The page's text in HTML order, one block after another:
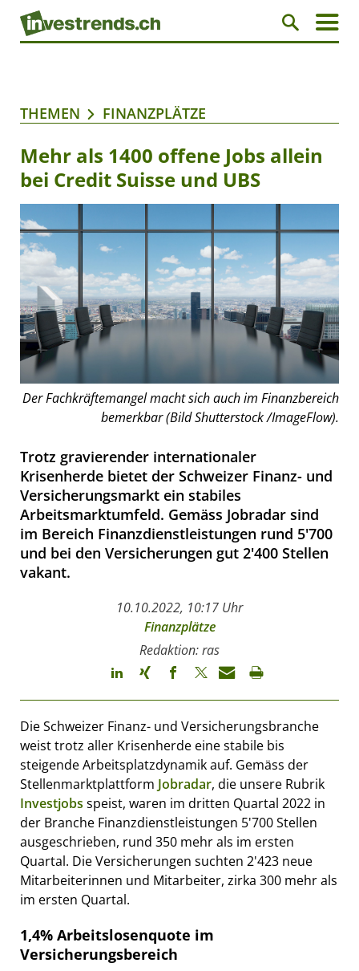
THEMEN FINANZPLÄTZE
Mehr als 1400 offene Jobs allein
bei Credit Suisse und UBS
Der Fachkräftemangel macht sich auch im Finanzbereich
bemerkbar (Bild Shutterstock /ImageFlow).
Trotz gravierender internationaler
Krisenherde bietet der Schweizer Finanz- und
Versicherungsmarkt ein stabiles
Arbeitsmarktumfeld. Gemäss Jobradar sind
im Bereich Finanzdienstleistungen rund 5'700
und bei den Versicherungen gut 2'400 Stellen
vakant.
10.10.2022, 10:17 Uhr
Finanzplätze
Redaktion: ras
Die Schweizer Finanz- und Versicherungsbranche
weist trotz aller Krisenherde eine stabile bis
steigende Arbeitsplatzdynamik auf. Gemäss der
Stellenmarktplattform Jobradar, die unsere Rubrik
Investjobs speist, waren im dritten Quartal 2022 in
der Branche Finanzdienstleistungen 5'700 Stellen
ausgeschrieben, rund 350 mehr als im ersten
Quartal. Die Versicherungen suchten 2'423 neue
Mitarbeiterinnen und Mitarbeiter, zirka 300 mehr als
im ersten Quartal.
1,4% Arbeitslosenquote im
Versicherungsbereich